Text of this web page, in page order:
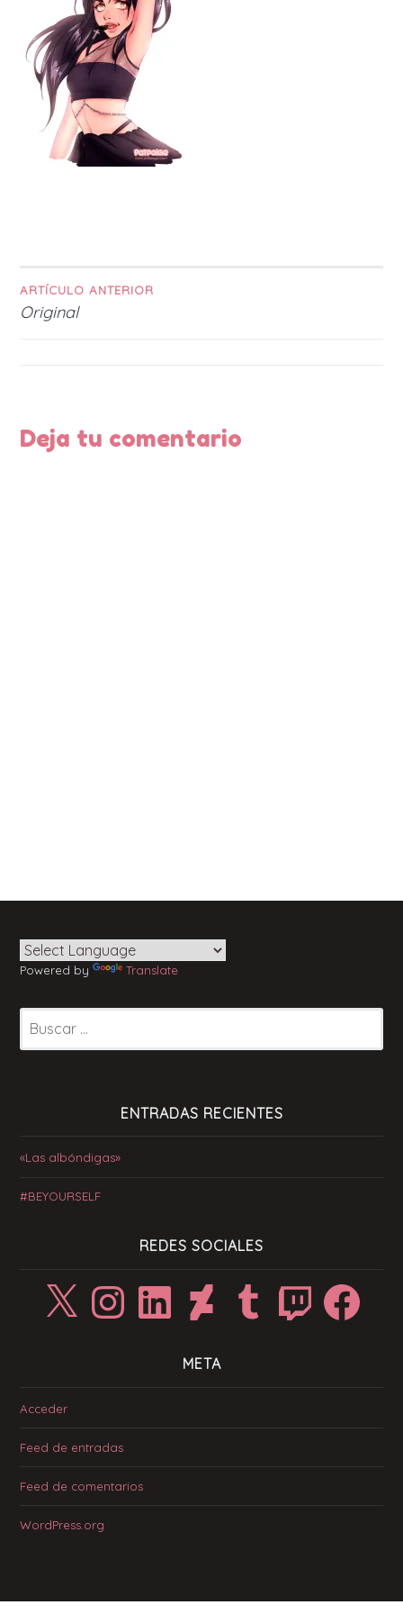
Navegación
ARTÍCULO ANTERIOR
Original
Deja tu comentario
Powered by Translate
ENTRADAS RECIENTES
«Las albóndigas»
#BEYOURSELF
REDES SOCIALES
InstagramLinkedIn DeviantArtTumblr Twitch Facebook
META
Acceder
Feed de entradas
Feed de comentarios
WordPress.org